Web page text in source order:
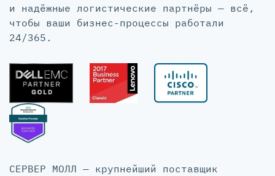
и надёжные логистические партнёры — всё,
чтобы ваши бизнес-процессы работали
24/365.
СЕРВЕР МОЛЛ — крупнейший поставщик